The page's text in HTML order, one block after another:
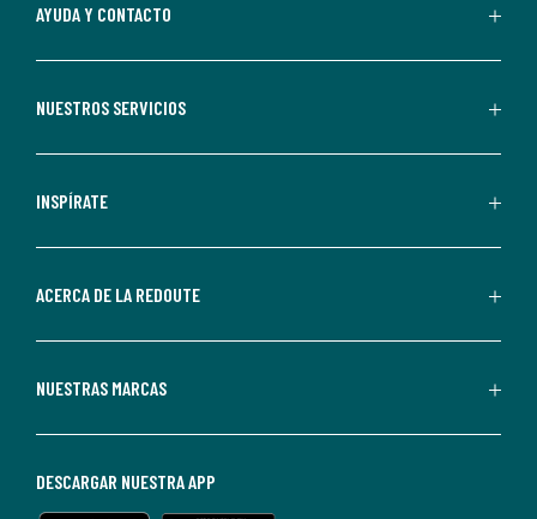
aceptas
comerciales
personalizadas
parte
Redoute.
de
en
AYUDA Y CONTACTO
NUESTROS SERVICIOS
INSPÍRATE
ACERCA DE LA REDOUTE
NUESTRAS MARCAS
DESCARGAR NUESTRA APP